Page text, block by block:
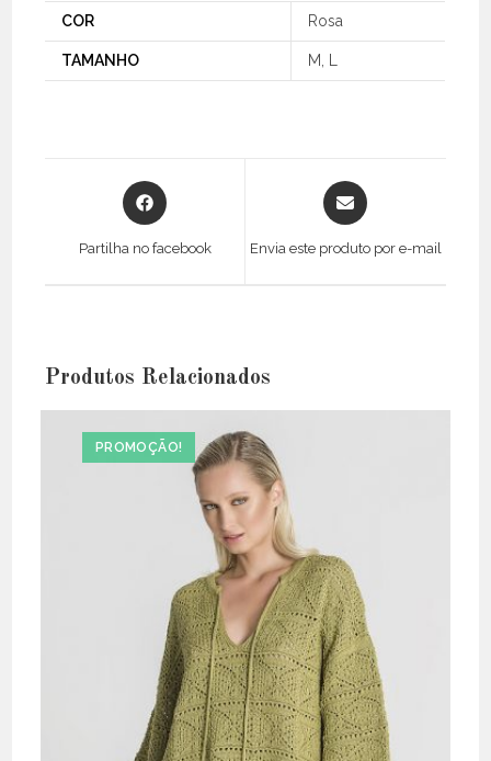
COR Rosa
TAMANHO M, L
Opens
in
Partilha no facebook
Opens
in
Envia este produto por e-mail
Produtos Relacionados
PROMOÇÃO!